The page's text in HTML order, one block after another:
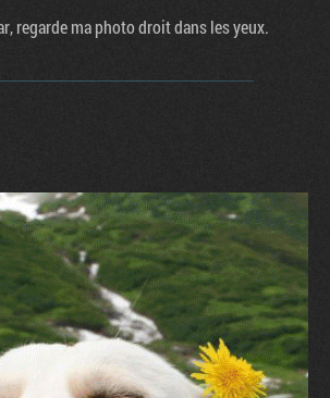
regarde ma photo droit dans les yeux.